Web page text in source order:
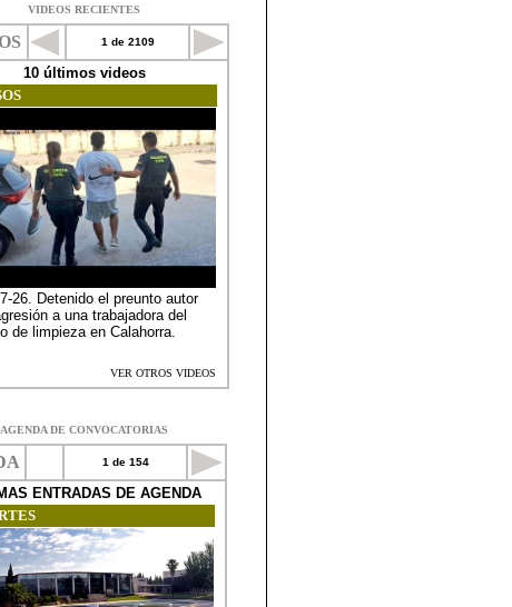
VIDEOS RECIENTES
AGENDA DE CONVOCATORIAS